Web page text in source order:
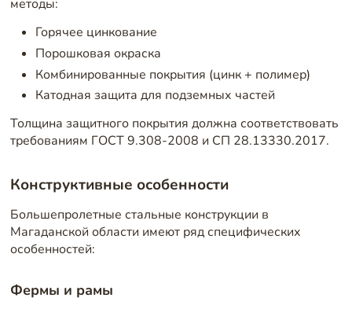
методы:
Горячее цинкование
Порошковая окраска
Комбинированные покрытия (цинк + полимер)
Катодная защита для подземных частей
Толщина защитного покрытия должна соответствовать
требованиям ГОСТ 9.308-2008 и СП 28.13330.2017.
Конструктивные особенности
Большепролетные стальные конструкции в
Магаданской области имеют ряд специфических
особенностей:
Фермы и рамы